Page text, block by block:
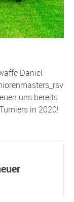
Daniel
uns bereits
in 2020!